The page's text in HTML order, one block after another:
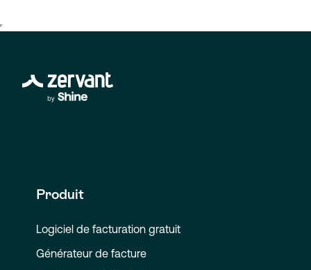
Produit
Logiciel de facturation gratuit
Générateur de facture